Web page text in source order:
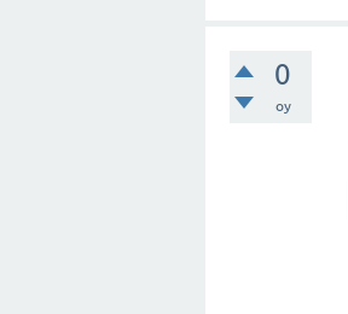
0
oy